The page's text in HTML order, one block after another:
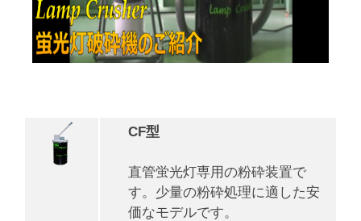
CF型
直管蛍光灯専用の粉砕装置で
す。少量の粉砕処理に適した安
価なモデルです。